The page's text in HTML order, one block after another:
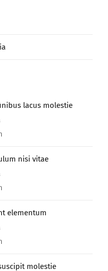
lacus molestie
nisi vitae
elementum
molestie